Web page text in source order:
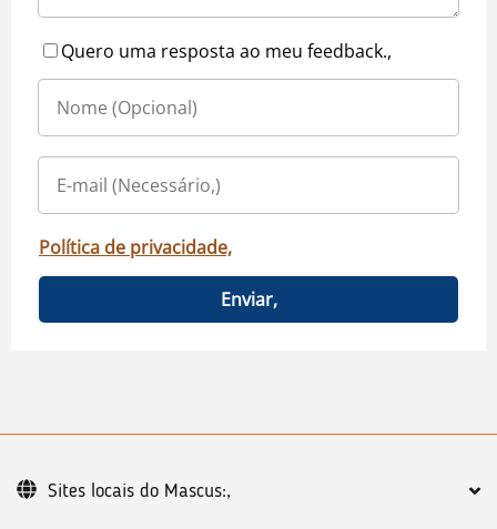
Quero uma resposta ao meu feedback.,
Política de privacidade,
Enviar,
Sites locais do Mascus:,